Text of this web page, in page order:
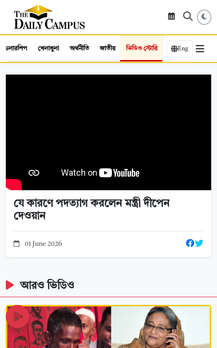
স্কলারশিপ খেলাধুলা অর্থনীতি জাতীয় ভিডিও স্টোরি Eng
যে কারণে পদত্যাগ করলেন মন্ত্রী দীপেন
দেওয়ান
01 June 2026
আরও ভিডিও